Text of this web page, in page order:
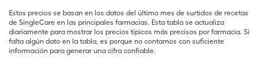
Estos precios se basan en los datos del último mes de surtidos de recetas
de SingleCare en las principales farmacias. Esta tabla se actualiza
diariamente para mostrar los precios típicos más precisos por farmacia. Si
falta algún dato en la tabla, es porque no contamos con suficiente
información para generar una cifra confiable.